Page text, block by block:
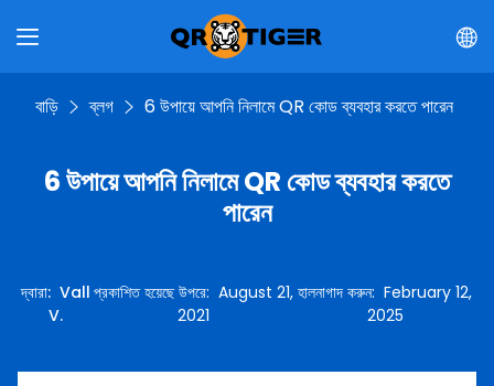
বাড়ি ব্লগ 6 উপায়ে আপনি নিলামে QR কোড ব্যবহার করতে পারেন
6 উপায়ে আপনি নিলামে QR কোড ব্যবহার করতে
পারেন
দ্বারা: Vall
V.
প্রকাশিত হয়েছে উপরে: August 21,
2021
হালনাগাদ করুন:February 12,
2025